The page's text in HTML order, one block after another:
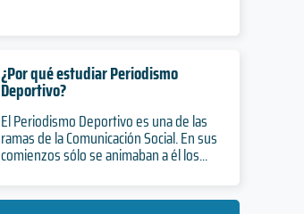
¿Por qué estudiar Periodismo
Deportivo?
El Periodismo Deportivo es una de las
ramas de la Comunicación Social. En sus
comienzos sólo se animaban a él los...